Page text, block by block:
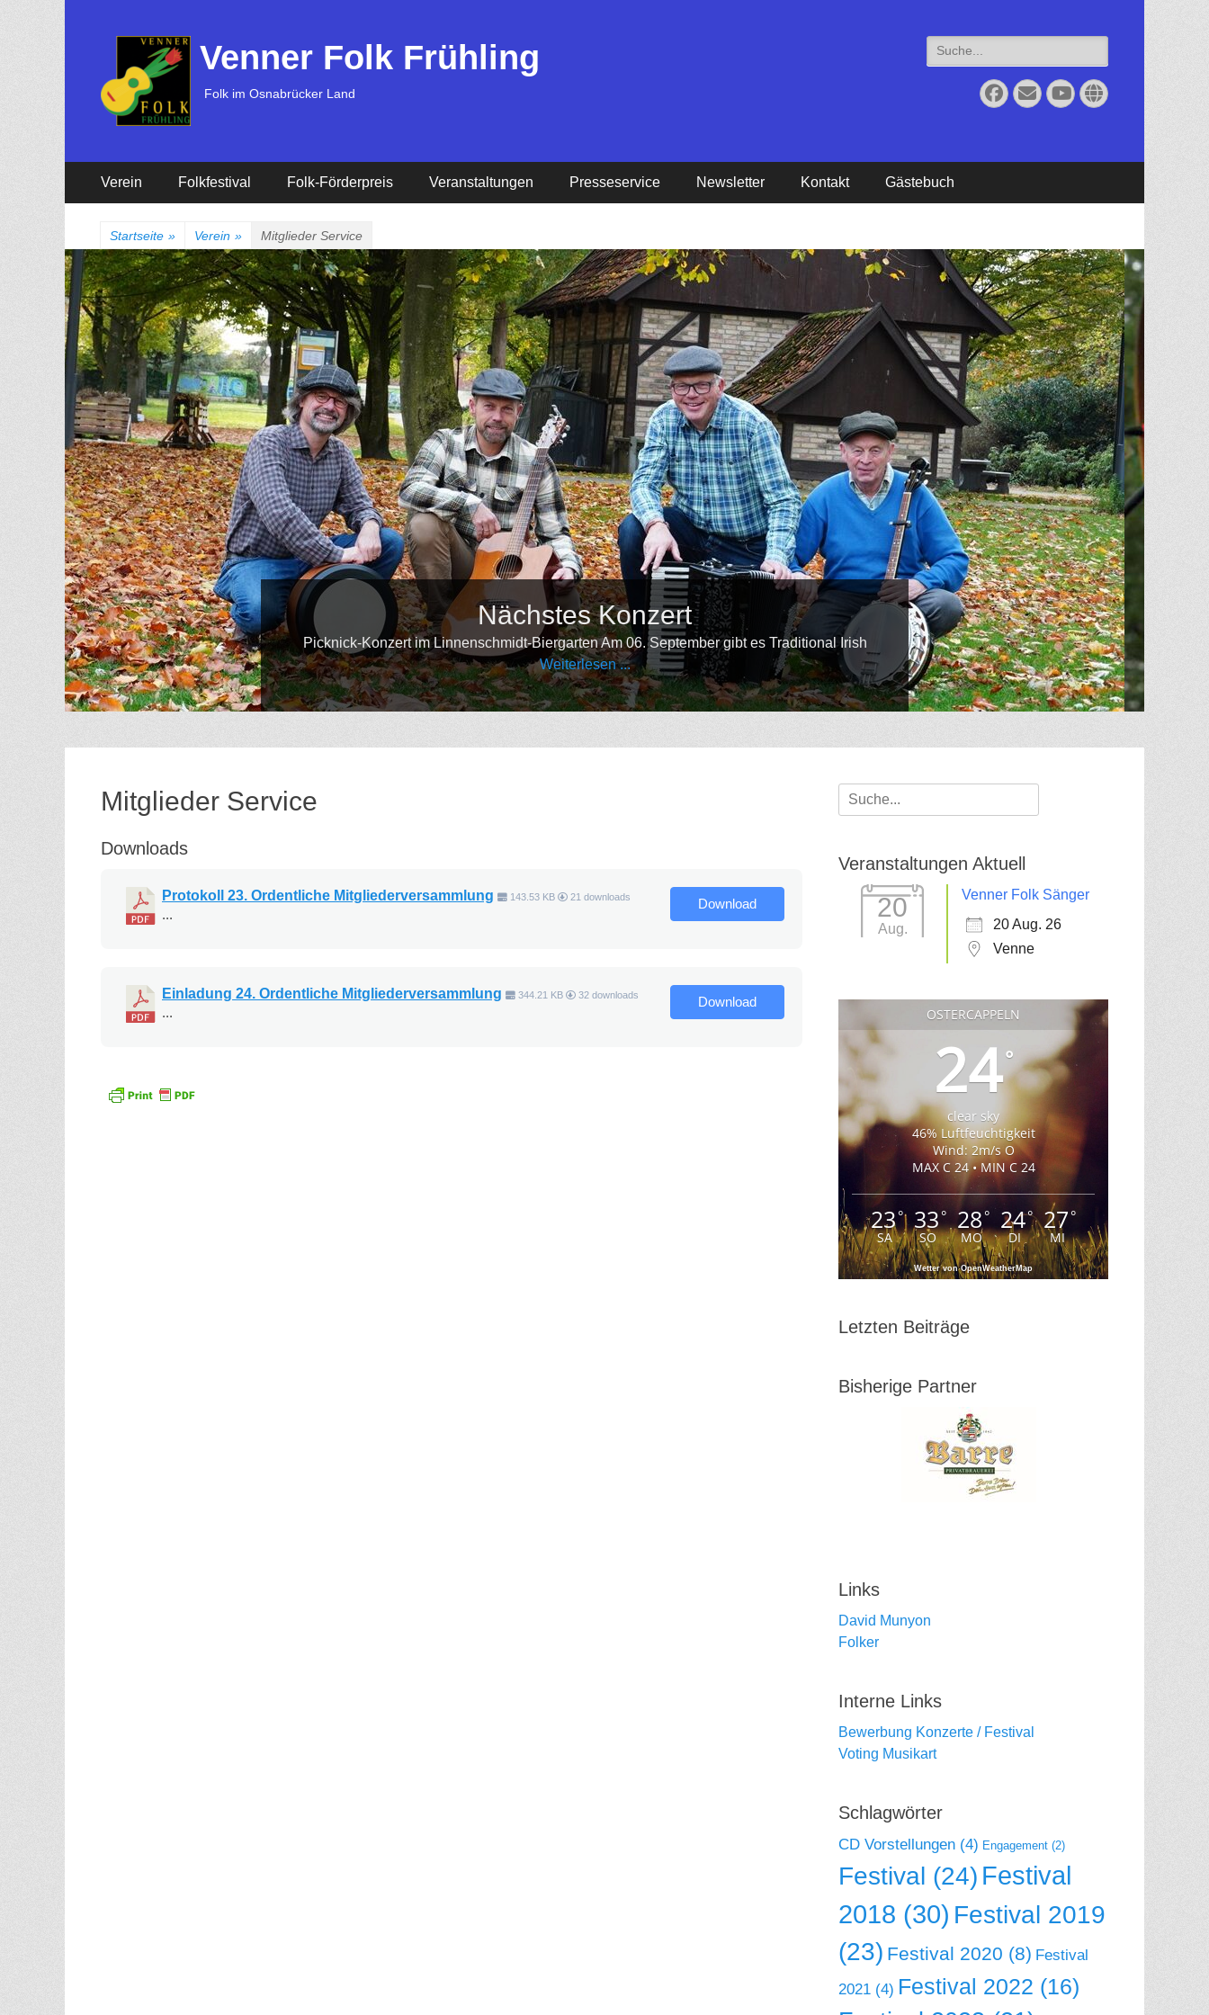
Venner Folk Frühling
Folk im Osnabrücker Land
Suche
für:
Facebook
EmailYouTube
Website
Erstes
Menü
Verein Folkfestival Folk-Förderpreis Veranstaltungen Presseservice Newsletter Kontakt Gästebuch
Startseite » Verein » Mitglieder Service
•••••••••••
Nächstes Konzert
Gepostet
am
Von
Hilde
Picknick-Konzert im Linnenschmidt-Biergarten Am 06. September gibt es Traditional Irish
Weiterlesen ...
Mitglieder Service
Downloads
Protokoll 23. Ordentliche Mitgliederversammlung 143.53 KB 21 downloads
...
Download
Einladung 24. Ordentliche Mitgliederversammlung 344.21 KB 32 downloads
...
Download
Suche
für:
Veranstaltungen Aktuell
20
Aug.
Venner Folk Sänger
20 Aug. 26
Venne
OSTERCAPPELN
24°
clear sky
46% Luftfeuchtigkeit
Wind: 2m/s O
MAX C 24 • MIN C 24
23°
SA
33°
SO
28°
MO
24°
DI
27°
MI
Wetter von OpenWeatherMap
Letzten Beiträge
Bisherige Partner
Links
David Munyon
Folker
Interne Links
Bewerbung Konzerte / Festival
Voting Musikart
Schlagwörter
CD Vorstellungen (4) Engagement (2)
Festival (24) Festival
2018 (30) Festival 2019
(23) Festival 2020 (8) Festival
2021 (4) Festival 2022 (16)